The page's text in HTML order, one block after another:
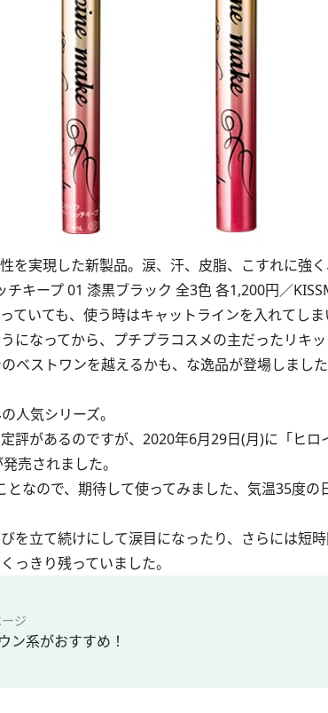
を実現した新製品。涙、汗、皮脂、こすれに強
キープ 01 漆黒ブラック 全3色 各1,200円／
いても、使う時はキャットラインを入れてしま
なってから、プチプラコスメの主だったリキ
ベストワンを越えるかも、な逸品が登場しました
人気シリーズ。
評があるのですが、2020年6月29日(月)に「ヒロ
売されました。
なので、期待して使ってみました、気温35度の
立て続けにして涙目になったり、さらには短
っきり残っていました。
ジ
ン系がおすすめ！